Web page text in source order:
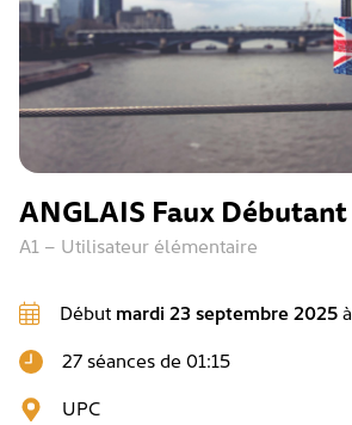
ANGLAIS Faux Débutant
A1 – Utilisateur élémentaire
Début mardi 23 septembre 2025à
27 séances de 01:15
UPC